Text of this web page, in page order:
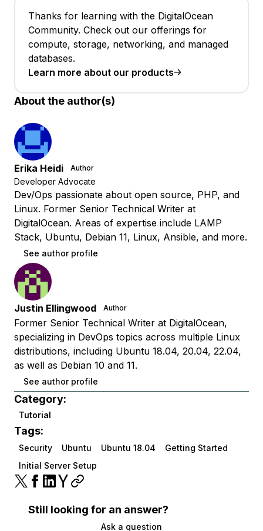
Thanks for learning with the DigitalOcean
Community. Check out our offerings for
compute, storage, networking, and managed
databases.
Learn more about our products
About the author(s)
Erika Heidi Author
Developer Advocate
Dev/Ops passionate about open source, PHP, and
Linux. Former Senior Technical Writer at
DigitalOcean. Areas of expertise include LAMP
Stack, Ubuntu, Debian 11, Linux, Ansible, and more.
See author profile
Justin Ellingwood Author
Former Senior Technical Writer at DigitalOcean,
specializing in DevOps topics across multiple Linux
distributions, including Ubuntu 18.04, 20.04, 22.04,
as well as Debian 10 and 11.
See author profile
Category:
Tutorial
Tags:
Security Ubuntu Ubuntu 18.04
Getting Started
Initial Server Setup
Still looking for an answer?
Ask a question